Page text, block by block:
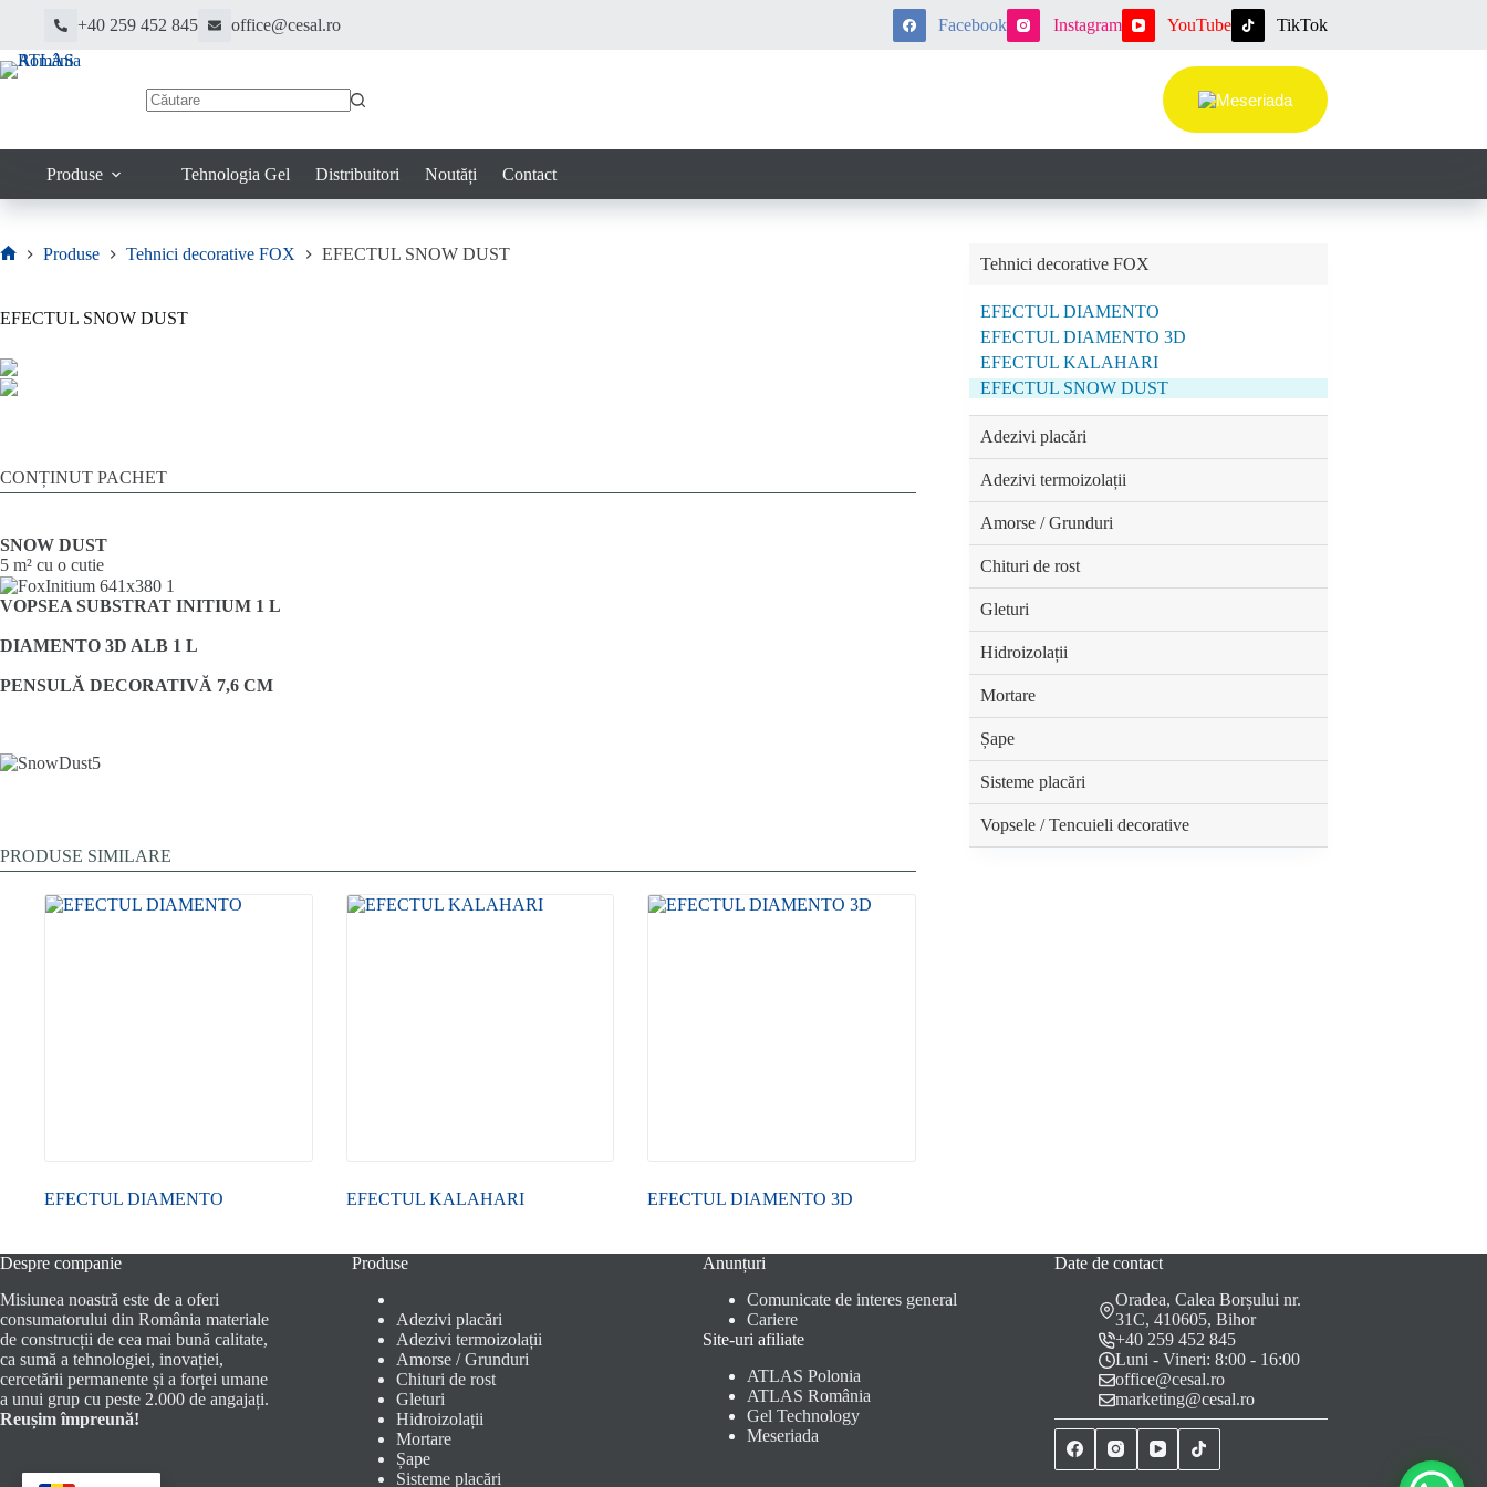
conținut
+40 259 452 845 office@cesal.ro Facebook Instagram YouTube TikTok
Produse
Tehnologia Gel Distribuitori Noutăți Contact
Produse Tehnici decorative FOX EFECTUL SNOW DUST
EFECTUL SNOW DUST
CONȚINUT PACHET
SNOW DUST
5 m² cu o cutie
VOPSEA SUBSTRAT INITIUM 1 L
DIAMENTO 3D ALB 1 L
PENSULĂ DECORATIVĂ 7,6 CM
PRODUSE SIMILARE
EFECTUL DIAMENTO EFECTUL KALAHARI EFECTUL DIAMENTO 3D
Tehnici decorative FOX
EFECTUL DIAMENTO
EFECTUL DIAMENTO 3D
EFECTUL KALAHARI
EFECTUL SNOW DUST
Adezivi placări
Adezivi termoizolații
Amorse / Grunduri
Chituri de rost
Gleturi
Hidroizolații
Mortare
Șape
Sisteme placări
Vopsele / Tencuieli decorative
Despre companie
Misiunea noastră este de a oferi
consumatorului din România materiale
de construcții de cea mai bună calitate,
ca sumă a tehnologiei, inovației,
cercetării permanente și a forței umane
a unui grup cu peste 2.000 de angajați.
Reușim împreună!
Produse
Adezivi placări
Adezivi termoizolații
Amorse / Grunduri
Chituri de rost
Gleturi
Hidroizolații
Mortare
Șape
Sisteme placări
Anunțuri
Comunicate de interes general
Cariere
Site-uri afiliate
ATLAS Polonia
ATLAS România
Gel Technology
Meseriada
Date de contact
Oradea, Calea Borșului nr.
31C, 410605, Bihor
+40 259 452 845
Luni - Vineri: 8:00 - 16:00
office@cesal.ro
marketing@cesal.ro